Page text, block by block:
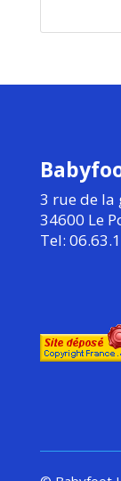
3 rue de la
34600 Le
Tel: